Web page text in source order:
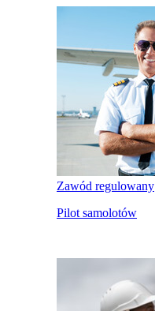
Zawód regulowany
Pilot samolotów